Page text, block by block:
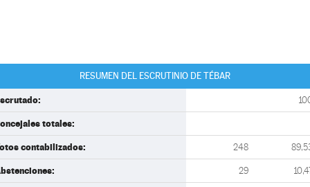
RESUMEN DEL ESCRUTINIO DE TÉBAR
totales:
contabilizados: 248
29